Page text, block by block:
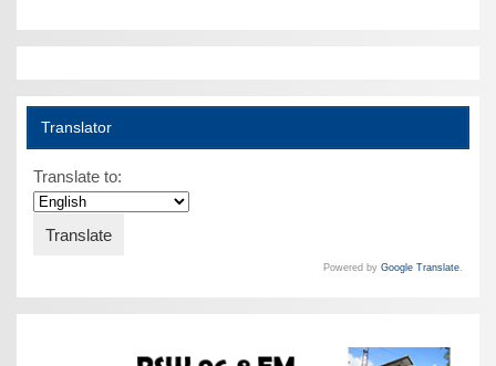
Translator
Translate to:
Powered by Google Translate.